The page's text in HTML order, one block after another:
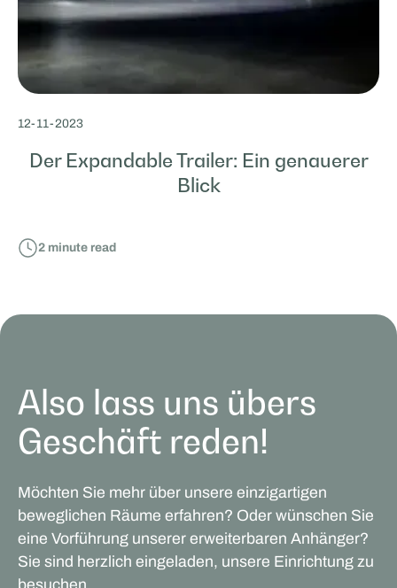
12- 11-2023
Der Expandable Trailer: Ein genauerer
Blick
2 minute read
Also lass uns übers
Geschäft reden!
Möchten Sie mehr über unsere einzigartigen
beweglichen Räume erfahren? Oder wünschen Sie
eine Vorführung unserer erweiterbaren Anhänger?
Sie sind herzlich eingeladen, unsere Einrichtung zu